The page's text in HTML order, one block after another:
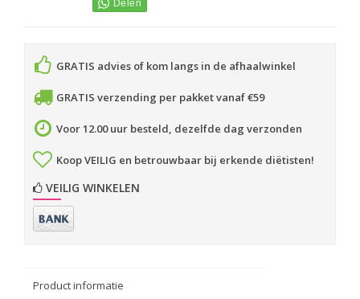
GRATIS advies of kom langs in de afhaalwinkel
GRATIS verzending per pakket vanaf €59
Voor 12.00 uur besteld, dezelfde dag verzonden
Koop VEILIG en betrouwbaar bij erkende diëtisten!
VEILIG WINKELEN
Product informatie